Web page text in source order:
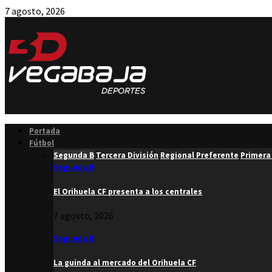
7 agosto, 2026
Portada
Fútbol
Segunda B Tercera División Regional Preferente
Segunda B
El Orihuela CF presenta a los centrales
7 agosto, 2026
Segunda B
La guinda al mercado del Orihuela CF